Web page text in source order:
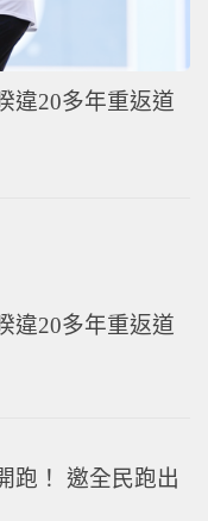
違20多年重返道
違20多年重返道
跑！ 邀全民跑出